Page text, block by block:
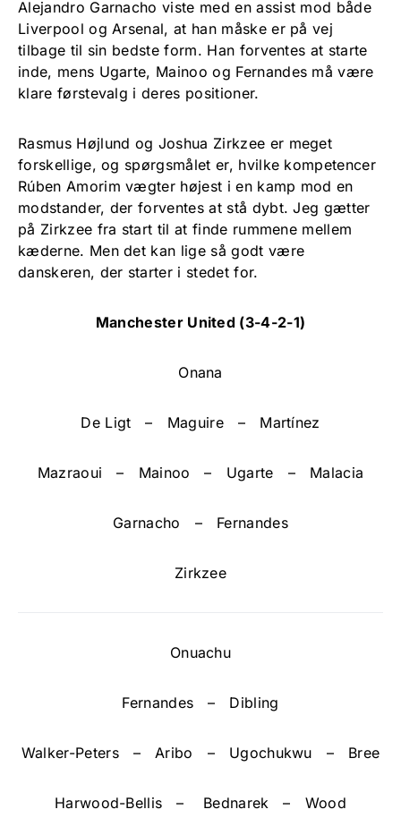
Alejandro Garnacho viste med en assist mod både
Liverpool og Arsenal, at han måske er på vej
tilbage til sin bedste form. Han forventes at starte
inde, mens Ugarte, Mainoo og Fernandes må være
klare førstevalg i deres positioner.
Rasmus Højlund og Joshua Zirkzee er meget
forskellige, og spørgsmålet er, hvilke kompetencer
Rúben Amorim vægter højest i en kamp mod en
modstander, der forventes at stå dybt. Jeg gætter
på Zirkzee fra start til at finde rummene mellem
kæderne. Men det kan lige så godt være
danskeren, der starter i stedet for.
Manchester United (3-4-2-1)
Onana
De Ligt – Maguire – Martínez
Mazraoui – Mainoo – Ugarte – Malacia
Garnacho – Fernandes
Zirkzee
Onuachu
Fernandes – Dibling
Walker-Peters – Aribo – Ugochukwu – Bree
Harwood-Bellis – Bednarek – Wood